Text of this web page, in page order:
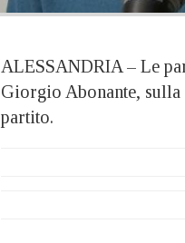
ALESSANDRIA – Le
Giorgio Abonante, sulla
partito.